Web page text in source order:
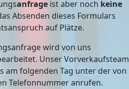
anfrage ist aber noch keine
Absenden dieses Formulars
auf Plätze.
wird von uns
Unser Vorverkaufsteam
am folgenden Tag unter der von
Telefonnummer anrufen.